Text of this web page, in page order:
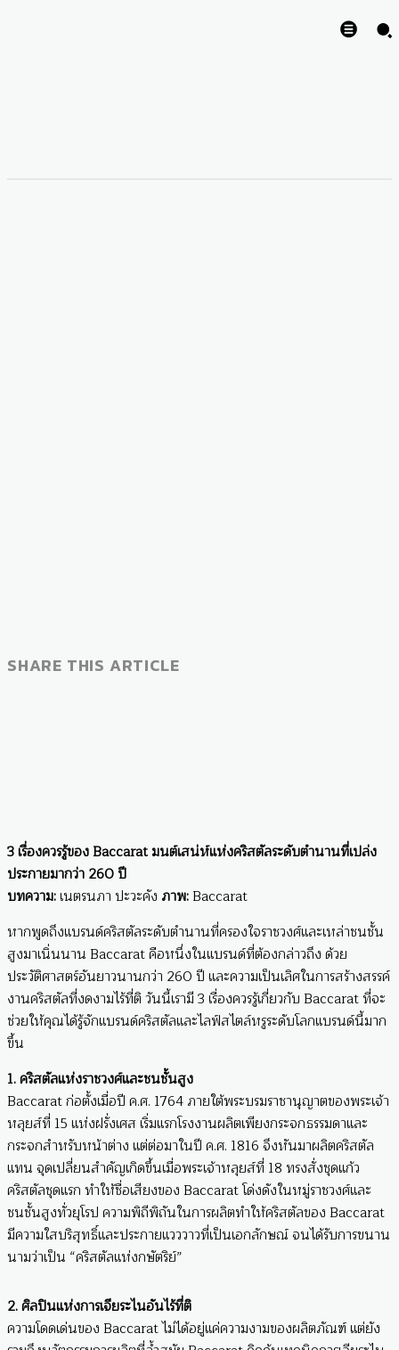
SHARE THIS ARTICLE
3 เรื่องควรรู้ของ Baccarat มนต์เสน่ห์แห่งคริสตัลระดับตำนานที่เปล่ง
ประกายมากว่า 260 ปี
บทความ:เนตรนภา ปะวะคัง ภาพ: Baccarat
หากพูดถึงแบรนด์คริสตัลระดับตำนานที่ครองใจราชวงศ์และเหล่าชนชั้น
สูงมาเนิ่นนาน Baccarat คือหนึ่งในแบรนด์ที่ต้องกล่าวถึง ด้วย
ประวัติศาสตร์อันยาวนานกว่า 260 ปี และความเป็นเลิศในการสร้างสรรค์
งานคริสตัลที่งดงามไร้ที่ติ วันนี้เรามี 3 เรื่องควรรู้เกี่ยวกับ Baccarat ที่จะ
ช่วยให้คุณได้รู้จักแบรนด์คริสตัลและไลฟ์สไตล์หรูระดับโลกแบรนด์นี้มาก
ขึ้น
1. คริสตัลแห่งราชวงศ์และชนชั้นสูง
Baccarat ก่อตั้งเมื่อปี ค.ศ. 1764 ภายใต้พระบรมราชานุญาตของพระเจ้า
หลุยส์ที่ 15 แห่งฝรั่งเศส เริ่มแรกโรงงานผลิตเพียงกระจกธรรมดาและ
กระจกสำหรับหน้าต่าง แต่ต่อมาในปี ค.ศ. 1816 จึงหันมาผลิตคริสตัล
แทน จุดเปลี่ยนสำคัญเกิดขึ้นเมื่อพระเจ้าหลุยส์ที่ 18 ทรงสั่งชุดแก้ว
คริสตัลชุดแรก ทำให้ชื่อเสียงของ Baccarat โด่งดังในหมู่ราชวงศ์และ
ชนชั้นสูงทั่วยุโรป ความพิถีพิถันในการผลิตทำให้คริสตัลของ Baccarat
มีความใสบริสุทธิ์และประกายแวววาวที่เป็นเอกลักษณ์ จนได้รับการขนาน
นามว่าเป็น “คริสตัลแห่งกษัตริย์”
2. ศิลปินแห่งการเจียระไนอันไร้ที่ติ
ความโดดเด่นของ Baccarat ไม่ได้อยู่แค่ความงามของผลิตภัณฑ์ แต่ยัง